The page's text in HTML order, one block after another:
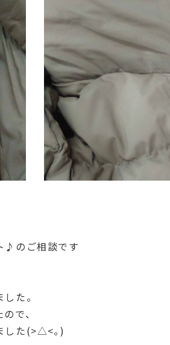
♪のご相談です
た。
で、
した(>△<｡)